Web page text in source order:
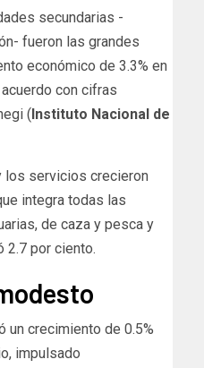
secundarias -
fueron las grandes
económico de 3.3% en
con cifras
( Instituto Nacional de
los servicios crecieron
integra todas las
de caza y pesca y
2.7 por ciento.
un crecimiento de 0.5%
impulsado